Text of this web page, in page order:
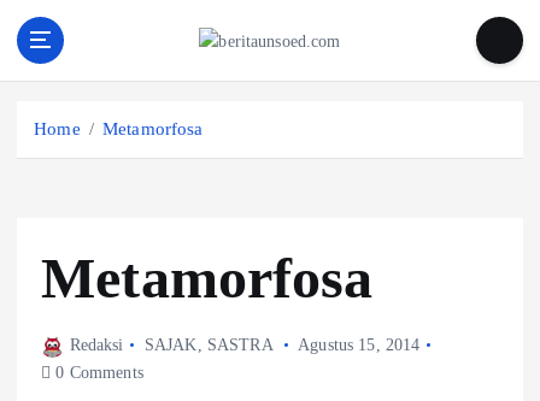
Home Metamorfosa
Metamorfosa
Redaksi SAJAK SASTRA
Agustus 15, 2014
0 Comments